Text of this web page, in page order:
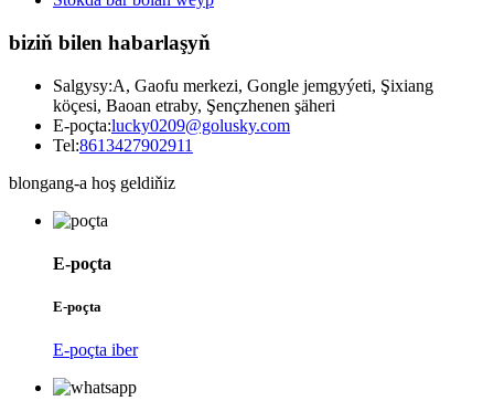
biziň bilen habarlaşyň
Salgysy:A, Gaofu merkezi, Gongle jemgyýeti, Şixiang
köçesi, Baoan etraby, Şençzhenen şäheri
E-poçta:lucky0209@golusky.com
Tel:8613427902911
blongang-a hoş geldiňiz
E-poçta
E-poçta
E-poçta iber